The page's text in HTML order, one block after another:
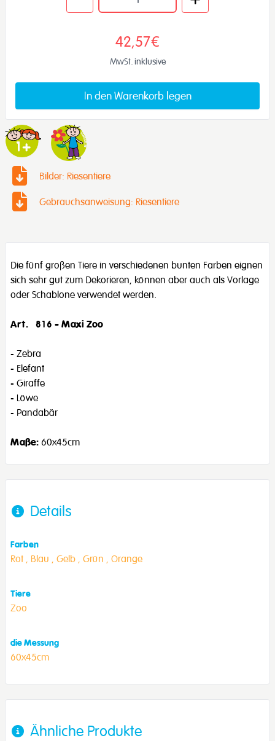
42,57€
MwSt. inklusive
In den Warenkorb legen
Bilder: Riesentiere
Gebrauchsanweisung: Riesentiere
Die fünf großen Tiere in verschiedenen bunten Farben eignen
sich sehr gut zum Dekorieren, können aber auch als Vorlage
oder Schablone verwendet werden.
Art. 816 - Maxi Zoo
- Zebra
- Elefant
- Giraffe
- Löwe
- Pandabär
Maße: 60x45cm
Details
Farben
Rot , Blau , Gelb , Grün , Orange
Tiere
Zoo
die Messung
60x45cm
Ähnliche Produkte